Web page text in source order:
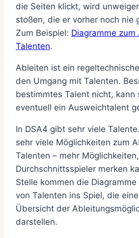
die Seiten klickt, wird
stoßen, die er vorher noch nie
Zum Beispiel: Diagramme
Talenten.
Ableiten ist ein
den Umgang mit Talenten.
bestimmtes Talent nicht, kann
eventuell ein Ausweichtalent
In DSA4 gibt sehr viele
sehr viele Möglichkeiten zum
Talenten – mehr
Durchschnittsspieler merken
Stelle kommen die
von Talenten ins Spiel, die
Übersicht der
darstellen.